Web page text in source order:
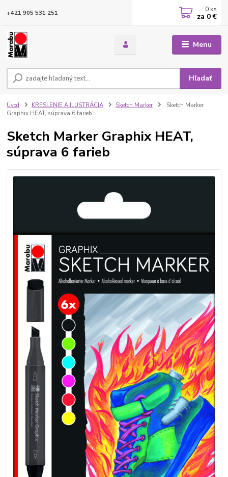
Menu
Hľadať
+421 905 531 251 0 ks
za 0 €
Úvod KRESLENIE A ILUSTRÁCIA Sketch Marker
Sketch Marker
Graphix HEAT, súprava 6 farieb
Sketch Marker Graphix HEAT,
súprava 6 farieb